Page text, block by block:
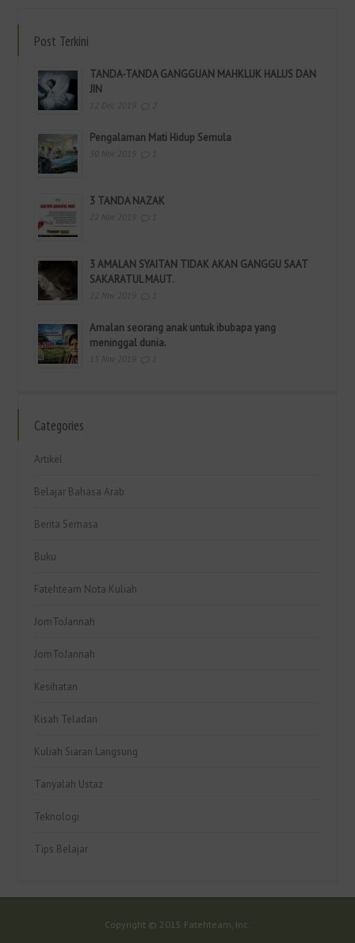
Post Terkini
TANDA-TANDA GANGGUAN MAHKLUK HALUS DAN
JIN
Pengalaman Mati Hidup Semula
3 TANDA NAZAK
3 AMALAN SYAITAN TIDAK AKAN GANGGU SAAT
SAKARATUL MAUT.
Amalan seorang anak untuk ibubapa yang
meninggal dunia.
Categories
Artikel
Belajar Bahasa Arab
Berita Semasa
Buku
Fatehteam Nota Kuliah
JomToJannah
JomToJannah
Kesihatan
Kisah Teladan
Kuliah Siaran Langsung
Tanyalah Ustaz
Teknologi
Tips Belajar
Copyright © 2015 Fatehteam, Inc.